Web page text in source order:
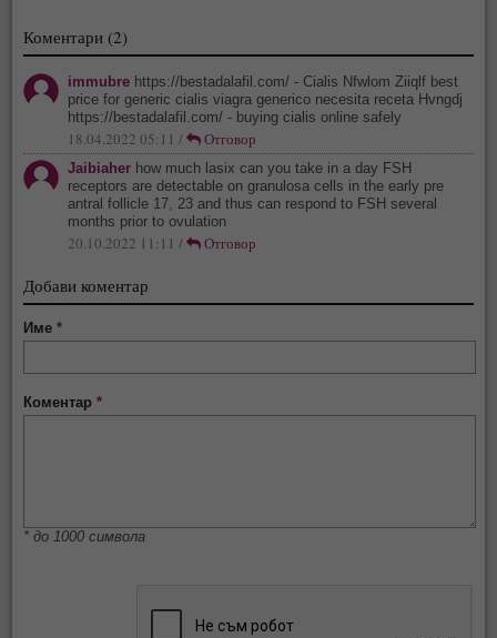
Коментари (2)
immubre https://bestadalafil.com/ - Cialis Nfwlom Ziiqlf best
price for generic cialis viagra generico necesita receta Hvngdj
https://bestadalafil.com/ - buying cialis online safely
18.04.2022 05:11 / Отговор
Jaibiaher how much lasix can you take in a day FSH
receptors are detectable on granulosa cells in the early pre
antral follicle 17, 23 and thus can respond to FSH several
months prior to ovulation
20.10.2022 11:11 / Отговор
Добави коментар
Име*
Коментар*
* до 1000 символа